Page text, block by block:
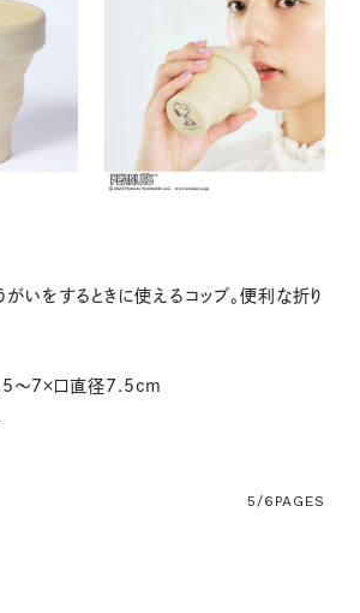
いをするときに使えるコップ。便利な折り
1.5～7×口直径7.5cm
5/6 PAGES